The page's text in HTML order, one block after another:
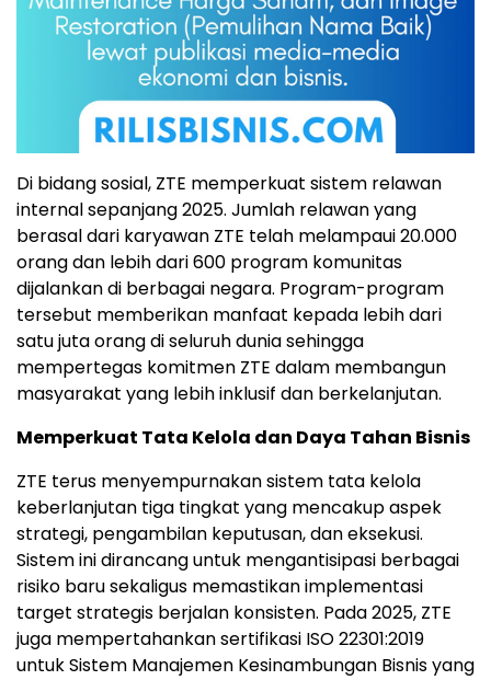
Di bidang sosial, ZTE memperkuat sistem relawan
internal sepanjang 2025. Jumlah relawan yang
berasal dari karyawan ZTE telah melampaui 20.000
orang dan lebih dari 600 program komunitas
dijalankan di berbagai negara. Program-program
tersebut memberikan manfaat kepada lebih dari
satu juta orang di seluruh dunia sehingga
mempertegas komitmen ZTE dalam membangun
masyarakat yang lebih inklusif dan berkelanjutan.
Memperkuat Tata Kelola dan Daya Tahan Bisnis
ZTE terus menyempurnakan sistem tata kelola
keberlanjutan tiga tingkat yang mencakup aspek
strategi, pengambilan keputusan, dan eksekusi.
Sistem ini dirancang untuk mengantisipasi berbagai
risiko baru sekaligus memastikan implementasi
target strategis berjalan konsisten. Pada 2025, ZTE
juga mempertahankan sertifikasi ISO 22301:2019
untuk Sistem Manajemen Kesinambungan Bisnis yang